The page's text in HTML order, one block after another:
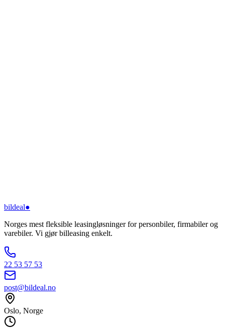
bildeal●
Norges mest fleksible leasingløsninger for personbiler, firmabiler og
varebiler. Vi gjør billeasing enkelt.
22 53 57 53
post@bildeal.no
Oslo, Norge